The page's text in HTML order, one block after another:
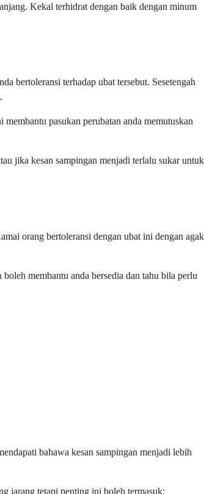
Kekal terhidrat dengan baik dengan minum
bertoleransi terhadap ubat tersebut. Sesetengah
pasukan perubatan anda memutuskan
jika kesan sampingan menjadi terlalu sukar untuk
orang bertoleransi dengan ubat ini dengan agak
membantu anda bersedia dan tahu bila perlu
bahawa kesan sampingan menjadi lebih
jarang tetapi penting ini boleh termasuk: